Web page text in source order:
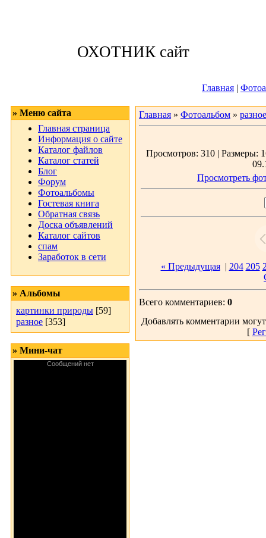
ОХОТНИК сайт
Главная |
» Меню сайта
Главная страница
Информация о сайте
Каталог файлов
Каталог статей
Блог
Форум
Фотоальбомы
Гостевая книга
Обратная связь
Доска объявлений
Каталог сайтов
спам
Заработок в сети
» Альбомы
картинки природы [59]
разное [353]
» Мини-чат
Главная » Фотоальбом » разное
Просмотров: 310 | Размеры:
Просмотреть
« Предыдущая| 204 205
Всего комментариев: 0
Добавлять комментарии
[